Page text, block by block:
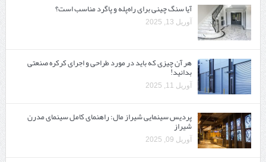
آیا سنگ چینی برای راه‌پله و پاگرد مناسب است؟
آوریل 13, 2025
هر آن چیزی که باید در مورد طراحی و اجرای کرکره صنعتی
بدانید!
آوریل 11, 2025
پردیس سینمایی شیراز مال: راهنمای کامل سینمای مدرن
شیراز
آوریل 09, 2025